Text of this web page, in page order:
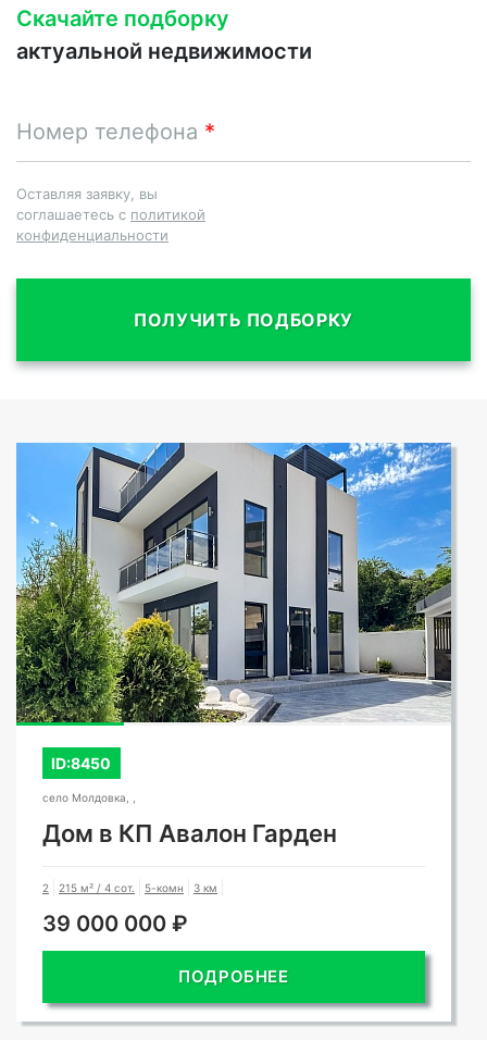
Скачайте подборку
актуальной недвижимости
Номер телефона
Оставляя заявку, вы
соглашаетесь с политикой
конфиденциальности
ПОЛУЧИТЬ ПОДБОРКУ
ID:8450
село Молдовка, ,
Дом в КП Авалон Гарден
2 215 м² / 4 сот. 5-комн 3 км
39 000 000 ₽
ПОДРОБНЕЕ